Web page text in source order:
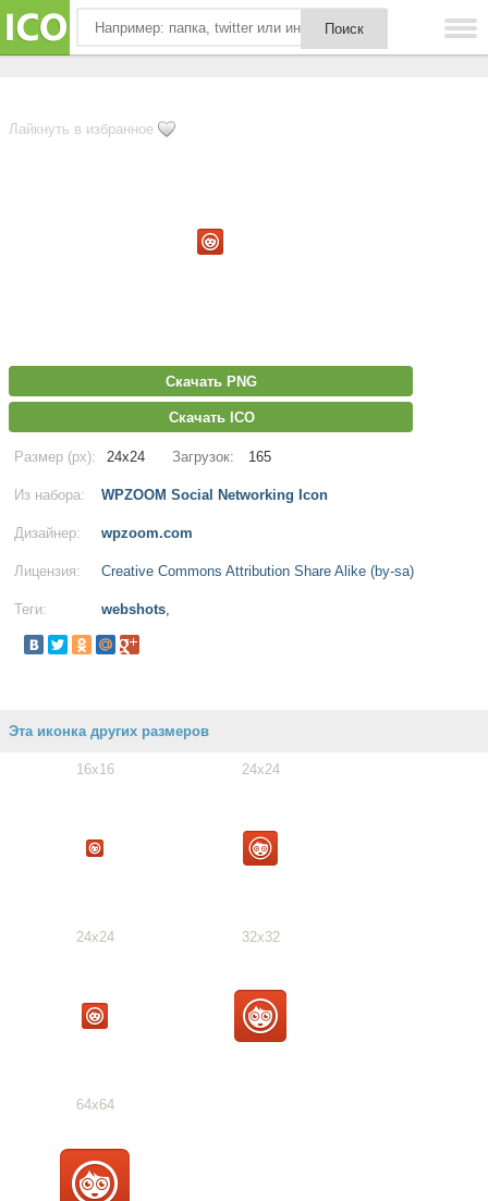
Лайкнуть в избранное
Скачать PNG
Скачать ICO
Размер (px): 24x24 Загрузок: 165
Из набора: WPZOOM Social Networking Icon
Дизайнер: wpzoom.com
Лицензия: Creative Commons Attribution Share Alike (by-sa)
Теги: webshots,
Эта иконка других размеров
16x16 24x24
24x24 32x32
64x64